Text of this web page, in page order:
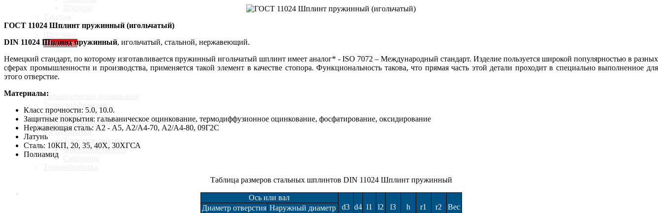
Шайбы
Шплинты
Услуги
Гальваническое цинкование
цинкование
Горячее цинкование
Мехобработка
Фрезерные работы
ГОСТ 11024 Шплинт пружинный (игольчатый)
DIN 11024 Шплинт пружинный, игольчатый, стальной, нержавеющий.
Немецкий стандарт, по которому изготавливается пружинный игольчатый шплинт имеет аналог* - ISO 7072 – Международный стандарт. Изделие пользуется широкой популярностью в разных
сферах промышленности и производства, применяется такой элемент в качестве стопора. Функциональность такова, что прямая часть этой детали проходит в специально выполненное для
этого отверстие.
Материалы:
Класс прочности: 5.0, 10.0.
Защитные покрытия: гальваническое оцинкование, термодиффузионное оцинкование, фосфатирование, оксидирование
Нержавеющая сталь: А2 - А5, А2/А4-70, А2/А4-80, 09Г2С
Латунь
Сталь: 10КП, 20, 35, 40Х, 30ХГСА
Полиамид
Таблица размеров стальных шплинтов DIN 11024 Шплинт пружинный
Ось или вал
d3 d4 l1 l2 l3 h r1 r2 Вес
Диаметр отверстия Наружный диаметр